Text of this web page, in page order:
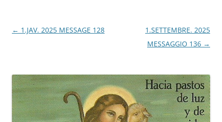
Navegación
← 1.JAV. 2025 MESSAGE 128
1.SETTEMBRE. 2025
MESSAGGIO 136 →